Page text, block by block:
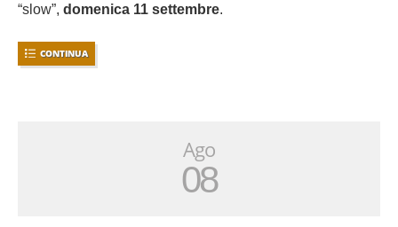
“slow”, domenica 11 settembre.
CONTINUA
Ago
08